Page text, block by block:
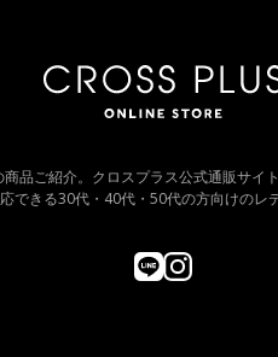
品ご紹介。クロスプラス公式通販サイト
できる30代・40代・50代の方向けのレ